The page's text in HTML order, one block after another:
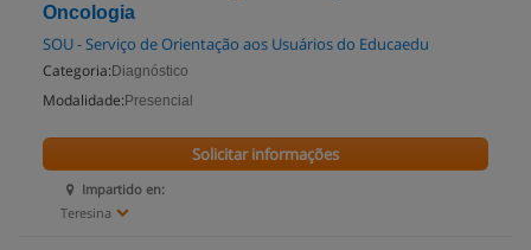
Oncologia
SOU - Serviço de Orientação aos Usuários do Educaedu
Categoria: Diagnóstico
Modalidade: Presencial
Impartido en:
Teresina
Solicitar informações